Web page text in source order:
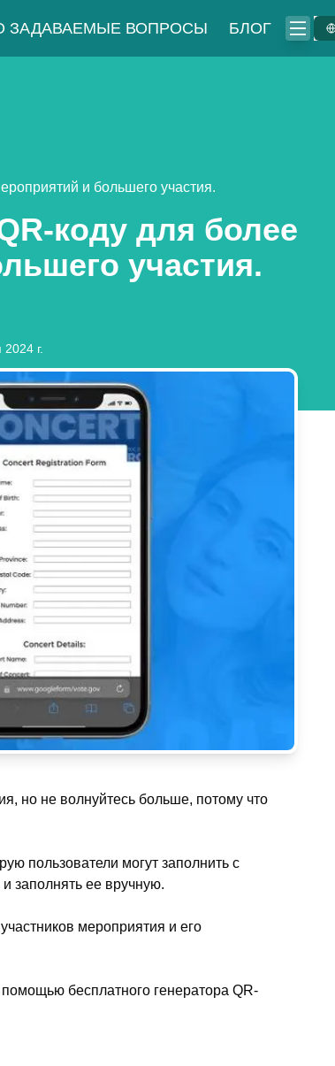
ЗАДАВАЕМЫЕ ВОПРОСЫ БЛОГ
и большего участия.
коду для более
участия.
г.
но не волнуйтесь больше, потому что
пользователи могут заполнить с
заполнять ее вручную.
мероприятия и его
бесплатного генератора QR-